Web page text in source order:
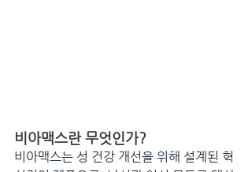
비아맥스란 무엇인가?
비아맥스는 성 건강 개선을 위해 설계된 혁